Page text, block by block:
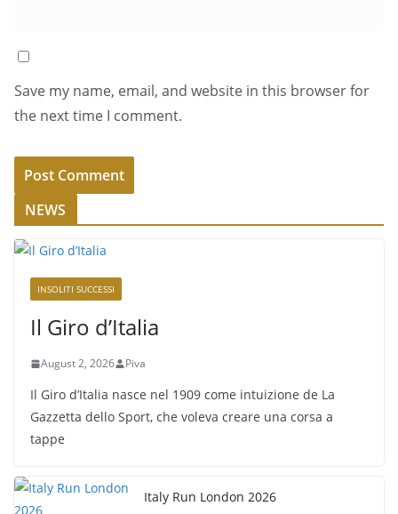
Save my name, email, and website in this browser for
the next time I comment.
NEWS
INSOLITI SUCCESSI
Il Giro d’Italia
August 2, 2026 Piva
Il Giro d’Italia nasce nel 1909 come intuizione de La
Gazzetta dello Sport, che voleva creare una corsa a
tappe
Italy Run London 2026